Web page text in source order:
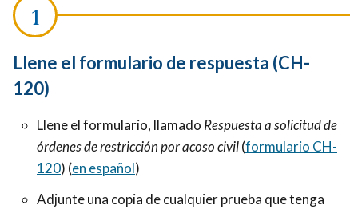
Llene el formulario de respuesta (CH-
120)
Llene el formulario, llamado Respuesta a solicitud de
órdenes de restricción por acoso civil(formulario CH-
120) (en español)
Adjunte una copia de cualquier prueba que tenga